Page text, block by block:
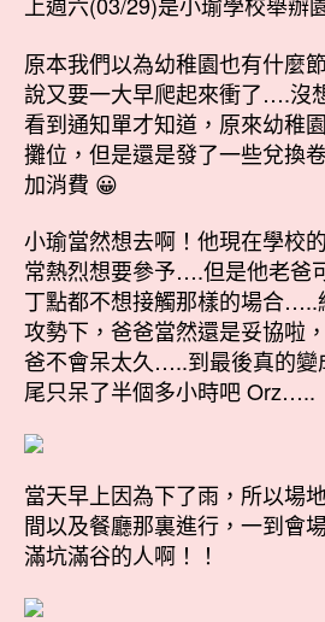
原本我們以為幼稚園也有什麼
說又要一大早爬起來衝了….沒
看到通知單才知道，原來幼稚
攤位，但是還是發了一些兌換
加消費 😀
小瑜當然想去啊！他現在學校
常熱烈想要參予….但是他老爸
丁點都不想接觸那樣的場合…..
攻勢下，爸爸當然還是妥協啦
爸不會呆太久…..到最後真的變
尾只呆了半個多小時吧 Orz…..
當天早上因為下了雨，所以場
間以及餐廳那裏進行，一到會
滿坑滿谷的人啊！！